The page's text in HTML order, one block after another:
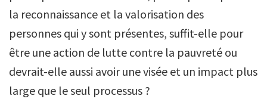
la reconnaissance et la valorisation des
personnes qui y sont présentes, suffit-elle pour
être une action de lutte contre la pauvreté ou
devrait-elle aussi avoir une visée et un impact plus
large que le seul processus ?